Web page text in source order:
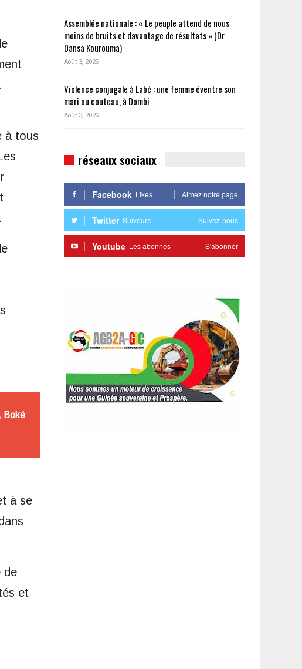
à tous
Boké
à se
de
et
Assemblée nationale : « Le peuple attend de nous
moins de bruits et davantage de résultats » (Dr
Dansa Kourouma)
Août 3, 2026
Violence conjugale à Labé : une femme éventre son
mari au couteau, à Dombi
Août 3, 2026
réseaux sociaux
Facebook Likes Aimez notre page
Twitter Suiveurs Suivez-nous
Youtube Les abonnés S'abonner